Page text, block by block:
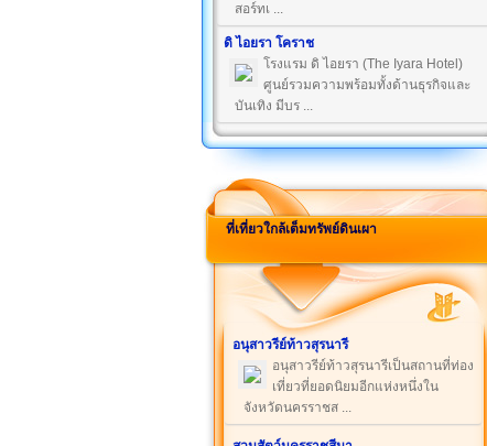
สอร์ทเ ...
ดิ ไอยรา โคราช
โรงแรม ดิ ไอยรา (The Iyara Hotel)
ศูนย์รวมความพร้อมทั้งด้านธุรกิจและ
บันเทิง มีบร ...
ที่เที่ยวใกล้เต็มทรัพย์ดินเผา
อนุสาวรีย์ท้าวสุรนารี
อนุสาวรีย์ท้าวสุรนารีเป็นสถานที่ท่อง
เที่ยวที่ยอดนิยมอีกแห่งหนึ่งใน
จังหวัดนครราชส ...